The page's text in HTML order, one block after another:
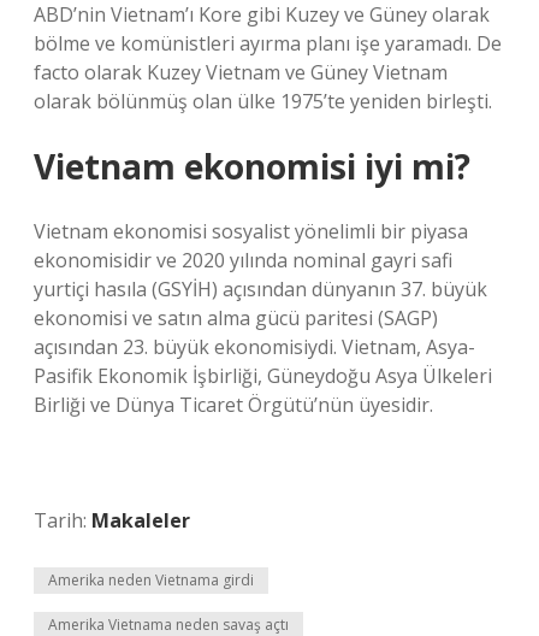
ABD’nin Vietnam’ı Kore gibi Kuzey ve Güney olarak
bölme ve komünistleri ayırma planı işe yaramadı. De
facto olarak Kuzey Vietnam ve Güney Vietnam
olarak bölünmüş olan ülke 1975’te yeniden birleşti.
Vietnam ekonomisi iyi mi?
Vietnam ekonomisi sosyalist yönelimli bir piyasa
ekonomisidir ve 2020 yılında nominal gayri safi
yurtiçi hasıla (GSYİH) açısından dünyanın 37. büyük
ekonomisi ve satın alma gücü paritesi (SAGP)
açısından 23. büyük ekonomisiydi. Vietnam, Asya-
Pasifik Ekonomik İşbirliği, Güneydoğu Asya Ülkeleri
Birliği ve Dünya Ticaret Örgütü’nün üyesidir.
Tarih: Makaleler
Amerika neden Vietnama girdi
Amerika Vietnama neden savaş açtı